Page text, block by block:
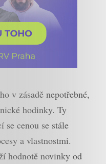
v zásadě nepotřebné,
hodinky. Ty
cenou se stále
a vlastnostmi.
hodnotě novinky od